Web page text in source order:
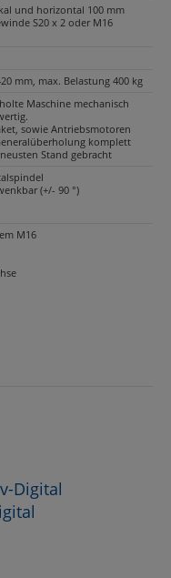
und horizontal 100 mm
S20 x 2 oder M16
mm, max. Belastung 400 kg
Maschine mechanisch
sowie Antriebsmotoren
komplett
Stand gebracht
(+/- 90 °)
M16
Digital